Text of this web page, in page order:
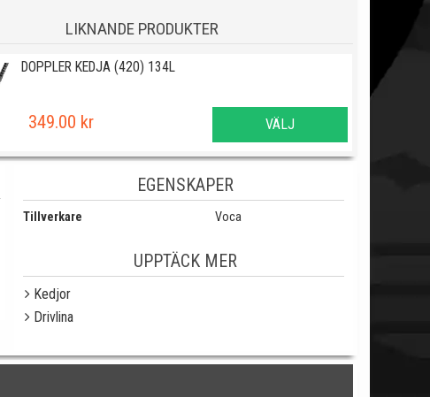
LIKNANDE PRODUKTER
DOPPLER KEDJA (420) 134L
349.00 kr VÄLJ
EGENSKAPER
Tillverkare Voca
UPPTÄCK MER
Kedjor
Drivlina